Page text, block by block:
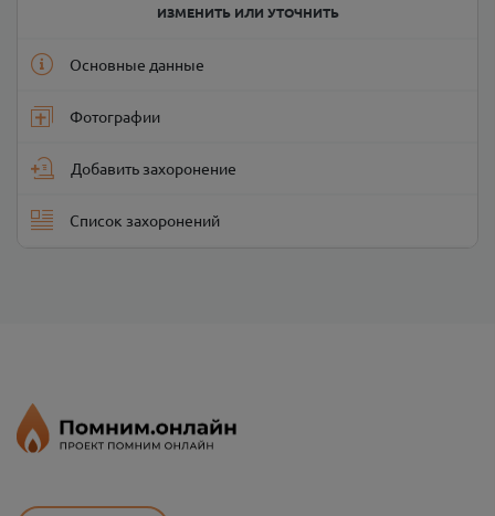
ИЗМЕНИТЬ ИЛИ УТОЧНИТЬ
Основные данные
Фотографии
Добавить захоронение
Список захоронений